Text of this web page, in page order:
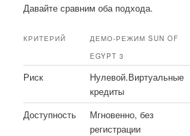
Давайте сравним оба подхода.
КРИТЕРИЙ
ДЕМО-РЕЖИМ SUN OF
EGYPT 3
Риск
Нулевой.Виртуальные
кредиты
Доступность
Мгновенно, без
регистрации